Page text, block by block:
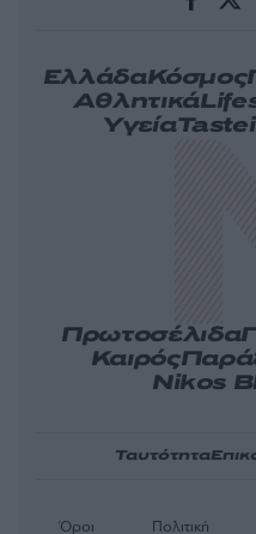
ΕλλάδαΚόσμος
Αθλητικά
Υγεία
Πρωτοσέλιδα
Καιρός
Nikos
Ταυτότητα
Όροι Πολιτική